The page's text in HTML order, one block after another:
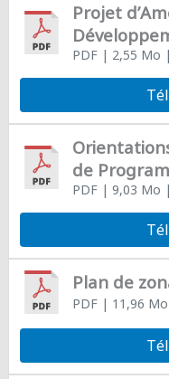
Projet
PDF| 2,55 Mo
de
PDF| 9,03 Mo
Plan de
PDF| 11,96 Mo